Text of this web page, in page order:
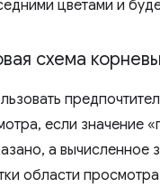
цветами и
схема
если значение
а вычисленное
области